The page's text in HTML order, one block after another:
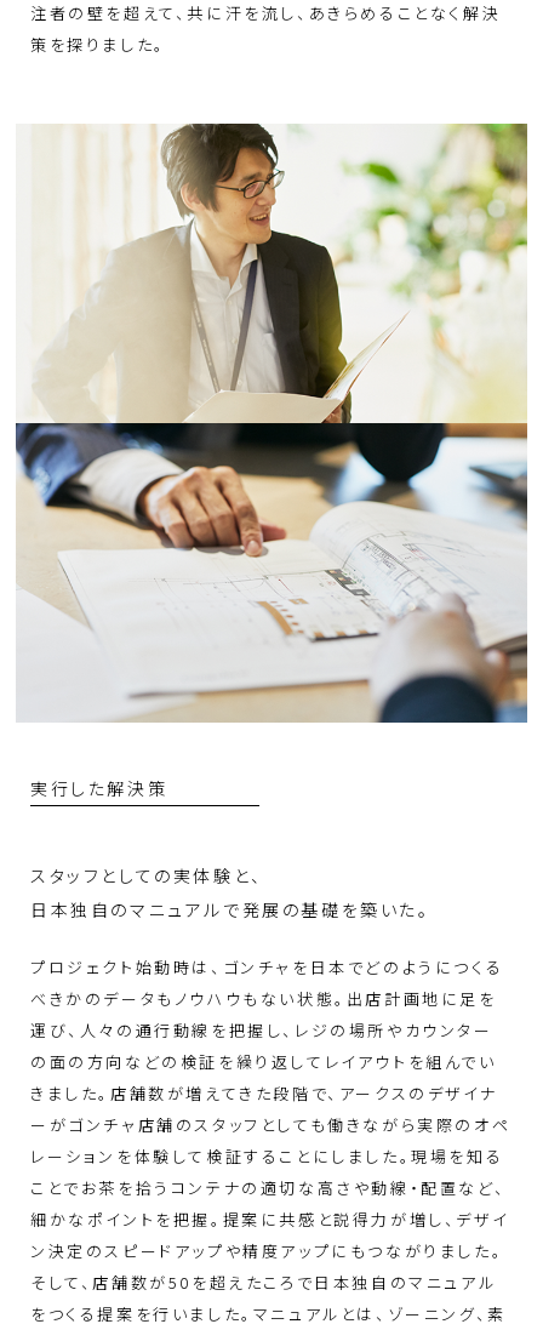
注者の壁を超えて、共に汗を流し、あきらめることなく解決
策を探りました。
実行した解決策
スタッフとしての実体験と、
日本独自のマニュアルで発展の基礎を築いた。
プロジェクト始動時は、ゴンチャを日本でどのようにつくる
べきかのデータもノウハウもない状態。出店計画地に足を
運び、人々の通行動線を把握し、レジの場所やカウンター
の面の方向などの検証を繰り返してレイアウトを組んでい
きました。店舗数が増えてきた段階で、アークスのデザイナ
ーがゴンチャ店舗のスタッフとしても働きながら実際のオペ
レーションを体験して検証することにしました。現場を知る
ことでお茶を拾うコンテナの適切な高さや動線・配置など、
細かなポイントを把握。提案に共感と説得力が増し、デザイ
ン決定のスピードアップや精度アップにもつながりました。
そして、店舗数が50を超えたころで日本独自のマニュアル
をつくる提案を行いました。マニュアルとは、ゾーニング、素